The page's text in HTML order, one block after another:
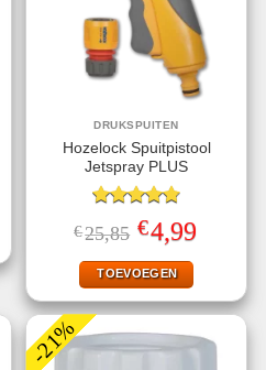
DRUKSPUITEN
Hozelock Spuitpistool
Jetspray PLUS
Gewaardeerd
4.78uit 5
€25,85 Oorspronkelijke
prijs
was:
€25,85.
€4,99Huidige
prijs
TOEVOEGEN
-21%